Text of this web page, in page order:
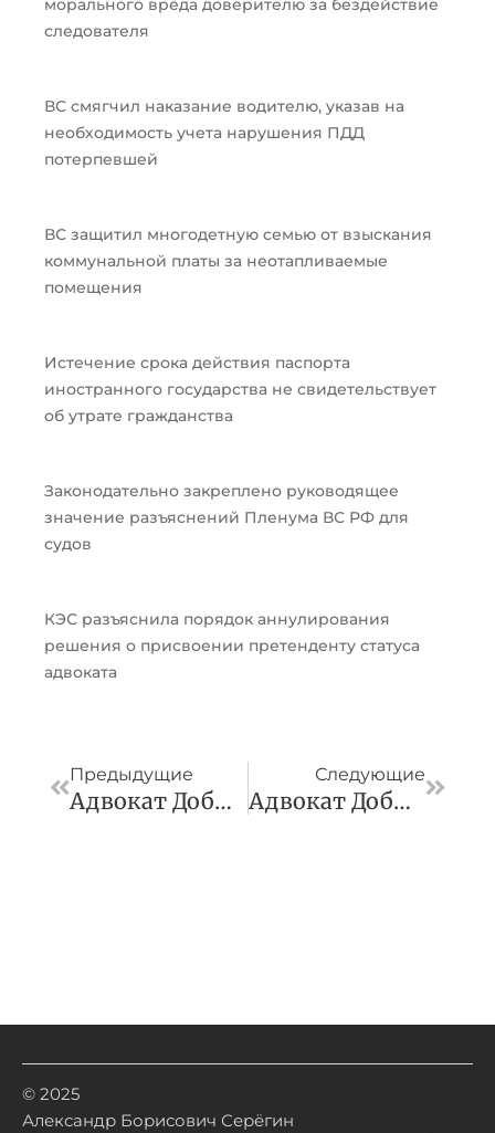
морального вреда доверителю за бездействие
следователя
ВС смягчил наказание водителю, указав на
необходимость учета нарушения ПДД
потерпевшей
ВС защитил многодетную семью от взыскания
коммунальной платы за неотапливаемые
помещения
Истечение срока действия паспорта
иностранного государства не свидетельствует
об утрате гражданства
Законодательно закреплено руководящее
значение разъяснений Пленума ВС РФ для
судов
КЭС разъяснила порядок аннулирования
решения о присвоении претенденту статуса
адвоката
Предыдущие
Адвокат Добился Пересмотра Дела О Признании Права Собственности На Долю В Доме В Порядке Наследования
Следующие
Адвокат Добился В ВС Прекращения Уголовного Дела О Неисполнении Решения Арбитражного Суда
© 2025
Александр Борисович Серёгин